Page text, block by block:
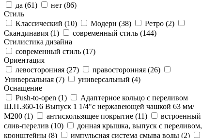
да (61) нет (86)
Стиль
Классический (10) Модерн (38) Ретро (2)
Скандинавия (1) современный стиль (144)
Стилистика дизайна
современный стиль (17)
Ориентация
левосторонняя (27) правосторонняя (26)
Универсальная (7) универсальный (4)
Оснащение
Push-to-open (1)
Адаптерное кольцо с переливом
Ш.П.360-16 Выпуск 1 1/4"с нержавеющей чашкой 63 мм/
М200 (1) антискользящее покрытие (11)
встроенный
слив-перелив (10)
донная крышка, выпуск с переливом,
кронштейны (8) импульсная система смыва воды (2)